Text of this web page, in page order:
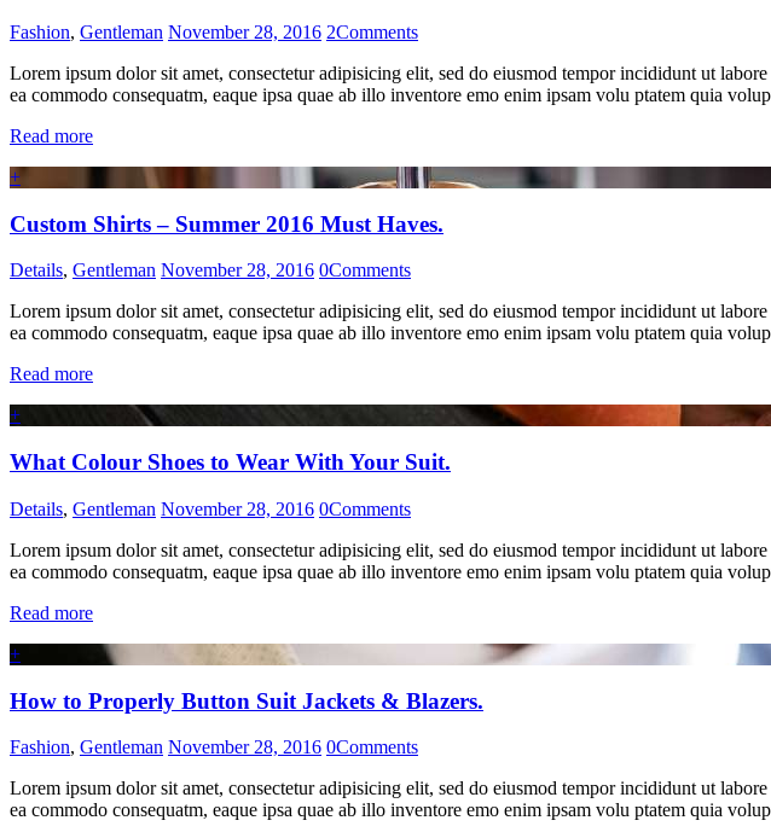
Fashion, Gentleman November 28, 2016 2Comments
Lorem ipsum dolor sit amet, consectetur adipisicing elit, sed do eiusmod tempor incididunt ut
ea commodo consequatm, eaque ipsa quae ab illo inventore emo enim ipsam volu ptatem quia
Read more
+
Custom Shirts – Summer 2016 Must Haves.
Details, Gentleman November 28, 2016 0Comments
Lorem ipsum dolor sit amet, consectetur adipisicing elit, sed do eiusmod tempor incididunt ut
ea commodo consequatm, eaque ipsa quae ab illo inventore emo enim ipsam volu ptatem quia
Read more
+
What Colour Shoes to Wear With Your Suit.
Details, Gentleman November 28, 2016 0Comments
Lorem ipsum dolor sit amet, consectetur adipisicing elit, sed do eiusmod tempor incididunt ut
ea commodo consequatm, eaque ipsa quae ab illo inventore emo enim ipsam volu ptatem quia
Read more
+
How to Properly Button Suit Jackets & Blazers.
Fashion, Gentleman November 28, 2016 0Comments
Lorem ipsum dolor sit amet, consectetur adipisicing elit, sed do eiusmod tempor incididunt ut
ea commodo consequatm, eaque ipsa quae ab illo inventore emo enim ipsam volu ptatem quia